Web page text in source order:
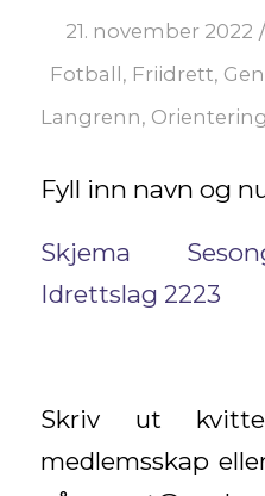
21. november 2022 /
Fotball, Friidrett,
Langrenn, Orientering
Fyll inn navn og
Skjema
Idrettslag 2223
Skriv ut
medlemsskap